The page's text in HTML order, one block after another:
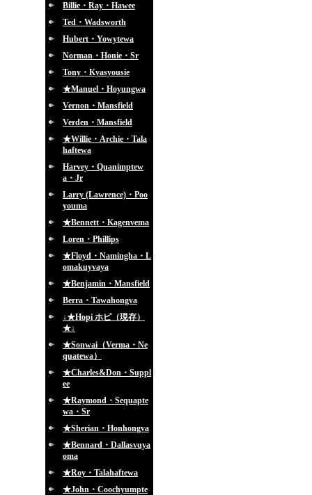
Billie・Ray・Hawee
Ted・Wadsworth
Hubert・Yowytewa
Norman・Honie・Sr
Tony・Kyasyousie
★Manuel・Hoyungwa
Vernon・Mansfield
Verden・Mansfield
★Willie・Archie・Tala
haftewa
Harvey・Quanimptew
a・Jr
Larry (Lawrence)・Poo
youma
★Bennett・Kagenvema
Loren・Phillips
★Floyd・Namingha・L
omakuyvaya
★Benjamin・Mansfield
Berra・Tawahongva
↓★Hopi ホピ（現存）
★↓
★Sonwai（Verma・Ne
quatewa）
★Charles&Don・Suppl
ee
★Raymond・Sequapte
wa・Sr
★Sherian・Honhongva
★Bennard・Dallasvuya
oma
★Roy・Talahaftewa
★John・Coochyumpte